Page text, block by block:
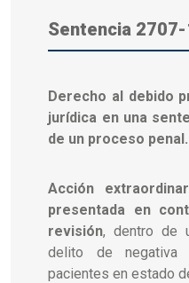
Sentencia
Derecho al debido
jurídica en una
de un proceso penal.
Acción
presentada en
revisión, dentro de
delito de negativa
pacientes en estado